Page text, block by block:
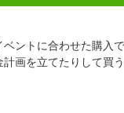
ントに合わせた購入
画を立てたりして買